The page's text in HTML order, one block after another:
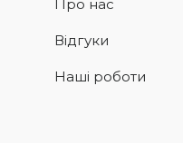
Про нас
Відгуки
Наші роботи